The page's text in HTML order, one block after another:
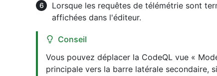
Lorsque les requêtes de télémétrie sont
affichées dans l'éditeur.
Conseil
Vous pouvez déplacer la CodeQL vue «
principale vers la barre latérale secondaire,